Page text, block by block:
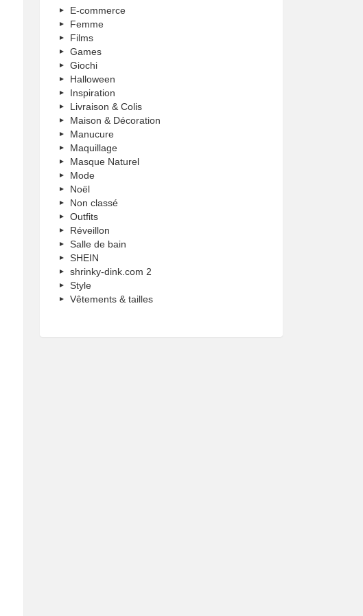
E-commerce
Femme
Films
Games
Giochi
Halloween
Inspiration
Livraison & Colis
Maison & Décoration
Manucure
Maquillage
Masque Naturel
Mode
Noël
Non classé
Outfits
Réveillon
Salle de bain
SHEIN
shrinky-dink.com 2
Style
Vêtements & tailles